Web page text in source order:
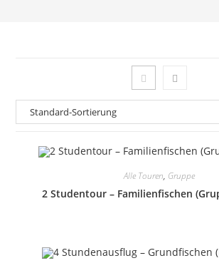
Alle Touren, Gruppe
2 Studentour – Familienfischen